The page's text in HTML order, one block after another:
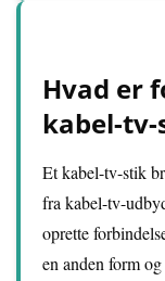
Hvad er
kabel-
Et kabel-tv-stik
fra kabel-tv-
oprette
en anden form